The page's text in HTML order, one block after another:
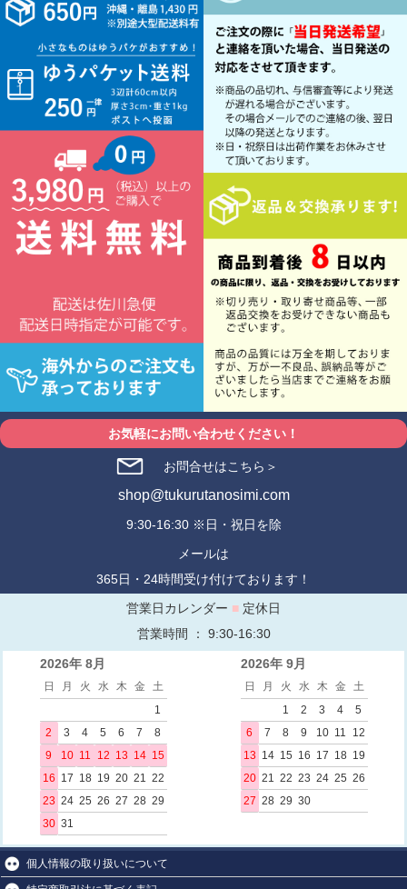
お気軽にお問い合わせください！
お問合せはこちら＞
shop@tukurutanosimi.com
9:30-16:30 ※日・祝日を除
メールは
365日・24時間受け付けております！
営業日カレンダー ■ 定休日
営業時間 ： 9:30-16:30
2026年 8月
日 月 火 水 木 金
土
1
2
3 4 5 6 7
8
9
10 11 12 13 14 15
16 17 18 19 20 21 22
23 24 25 26 27 28 29
30 31
2026年 9月
日 月 火 水 木 金
土
1
2 3 4
5
6
7 8 9 10 11
12
13 14 15 16 17 18 19
20 21 22 23 24 25 26
27 28 29 30
個人情報の取り扱いについて